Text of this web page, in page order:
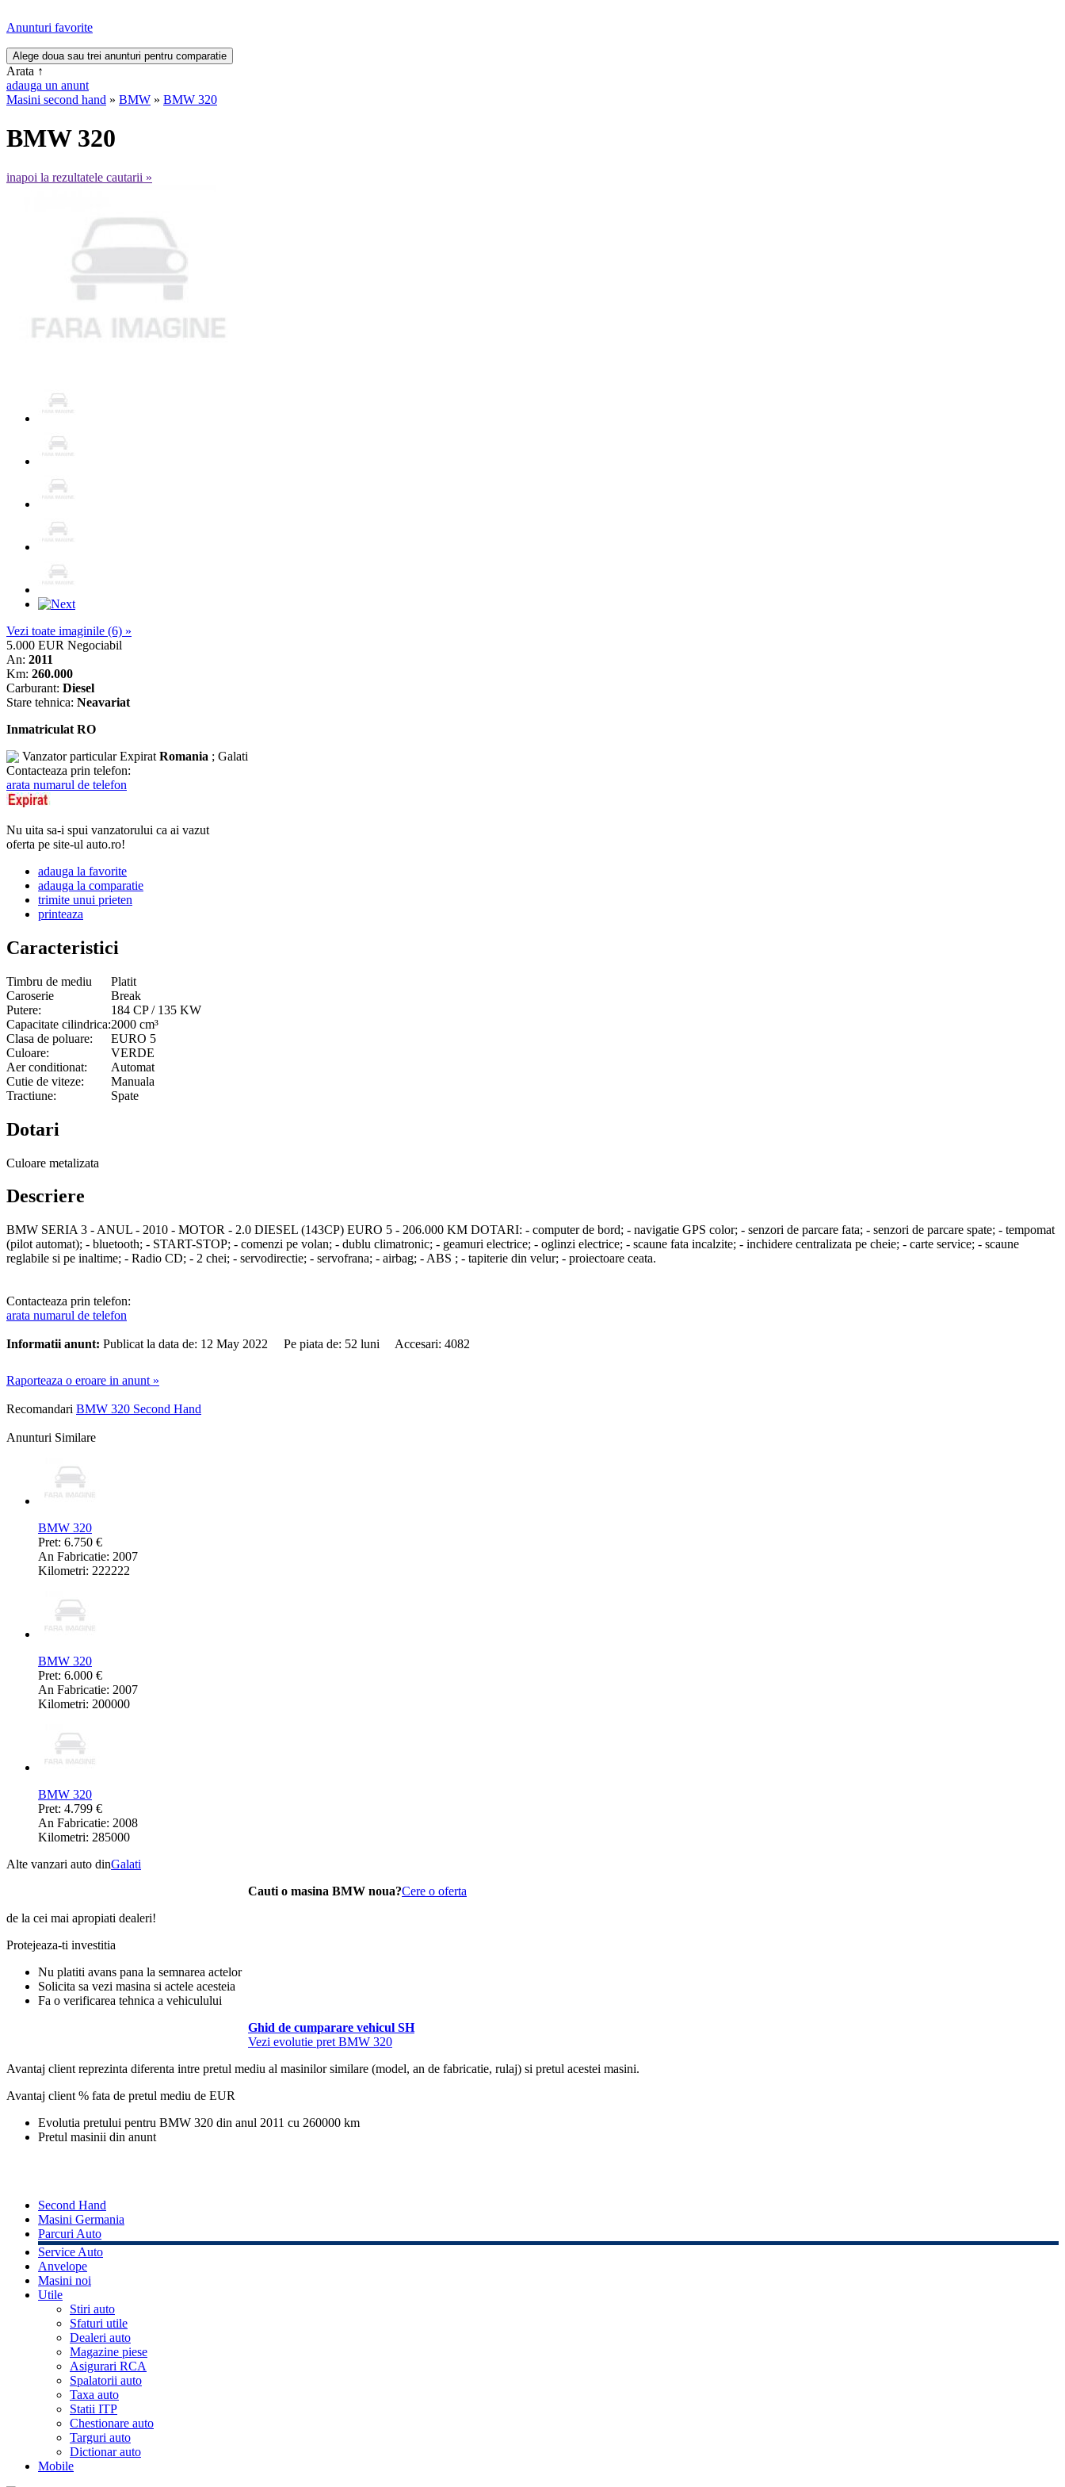
Anunturi favorite
Arata ↑
adauga un anunt
Masini second hand » BMW » BMW 320
BMW 320
inapoi la rezultatele cautarii »
Vezi toate imaginile (6) »
5.000 EUR Negociabil
An: 2011
Km: 260.000
Carburant: Diesel
Stare tehnica: Neavariat
Inmatriculat RO
Vanzator particularExpirat Romania ; Galati
Contacteaza prin telefon:
arata numarul de telefon
Nu uita sa-i spui vanzatorului ca ai vazut
oferta pe site-ul auto.ro!
adauga la favorite
adauga la comparatie
trimite unui prieten
printeaza
Caracteristici
Timbru de mediu
Platit
Caroserie
Break
Putere:
184 CP / 135 KW
Capacitate cilindrica:2000 cm³
Clasa de poluare:
EURO 5
Culoare:
VERDE
Aer conditionat:
Automat
Cutie de viteze:
Manuala
Tractiune:
Spate
Dotari
Culoare metalizata
Descriere
BMW SERIA 3 - ANUL - 2010 - MOTOR - 2.0 DIESEL (143CP) EURO 5 - 206.000 KM DOTARI: - computer de bord; - navigatie GPS color; - senzori de parcare fata; - senzori de parcare spate; - tempomat
(pilot automat); - bluetooth; - START-STOP; - comenzi pe volan; - dublu climatronic; - geamuri electrice; - oglinzi electrice; - scaune fata incalzite; - inchidere centralizata pe cheie; - carte service; - scaune
reglabile si pe inaltime; - Radio CD; - 2 chei; - servodirectie; - servofrana; - airbag; - ABS ; - tapiterie din velur; - proiectoare ceata.
Contacteaza prin telefon:
arata numarul de telefon
Informatii anunt: Publicat la data de: 12 May 2022 Pe piata de: 52 luni Accesari: 4082
Raporteaza o eroare in anunt »
Recomandari BMW 320 Second Hand
Anunturi Similare
BMW 320
Pret: 6.750 €
An Fabricatie: 2007
Kilometri: 222222
BMW 320
Pret: 6.000 €
An Fabricatie: 2007
Kilometri: 200000
BMW 320
Pret: 4.799 €
An Fabricatie: 2008
Kilometri: 285000
Alte vanzari auto dinGalati
Cauti o masina BMW noua?Cere o oferta
de la cei mai apropiati dealeri!
Protejeaza-ti investitia
Nu platiti avans pana la semnarea actelor
Solicita sa vezi masina si actele acesteia
Fa o verificarea tehnica a vehiculului
Ghid de cumparare vehicul SH
Vezi evolutie pret BMW 320
Avantaj client reprezinta diferenta intre pretul mediu al masinilor similare (model, an de fabricatie, rulaj) si pretul acestei masini.
Avantaj client % fata de pretul mediu de EUR
Evolutia pretului pentru BMW 320 din anul 2011 cu 260000 km
Pretul masinii din anunt
Second Hand
Masini Germania
Parcuri Auto
Service Auto
Anvelope
Masini noi
Utile
Stiri auto
Sfaturi utile
Dealeri auto
Magazine piese
Asigurari RCA
Spalatorii auto
Taxa auto
Statii ITP
Chestionare auto
Targuri auto
Dictionar auto
Mobile